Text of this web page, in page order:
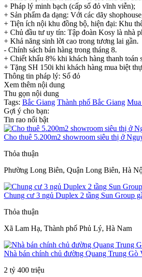
+ Pháp lý minh bạch (cấp sổ đỏ vĩnh viễn);
+ Sản phẩm đa dạng: Với các dãy
+ Tiện ích nội khu đồng bộ, hiện đại: Khu
+ Chủ đầu tư uy tín: Tập đoàn Kosy là nhà
+ Khả năng sinh lời cao trong tương lai gần.
- Chính sách bán hàng trong tháng 8.
+ Chiết khấu 8% khi khách hàng thanh toán
+ Tặng SH 150i khi khách hàng mua biệt
Thông tin pháp lý: Sổ đỏ
Xem thêm nội dung
Thu gọn nội dung
Tags: Bắc Giang Thành phố Bắc Giang Mua
Gợi ý cho bạn:
Tin rao nổi bật
Cho thuê 5.200m2 showroom siêu thị ở
Thỏa thuận
Phường Long Biên, Quận Long Biên, Hà
Chung cư 3 ngủ Duplex 2 tầng Sun Group
Thỏa thuận
Xã Lam Hạ, Thành phố Phủ Lý, Hà Nam
Nhà bán chính chủ đường Quang Trung Gò
2 tỷ 400 triệu